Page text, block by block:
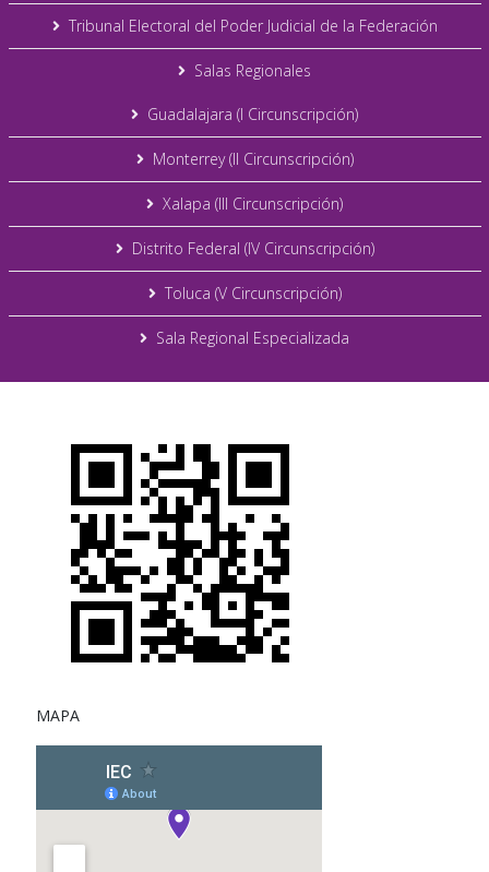
Tribunal Electoral del Poder Judicial de la Federación
Salas Regionales
Guadalajara (I Circunscripción)
Monterrey (II Circunscripción)
Xalapa (III Circunscripción)
Distrito Federal (IV Circunscripción)
Toluca (V Circunscripción)
Sala Regional Especializada
MAPA